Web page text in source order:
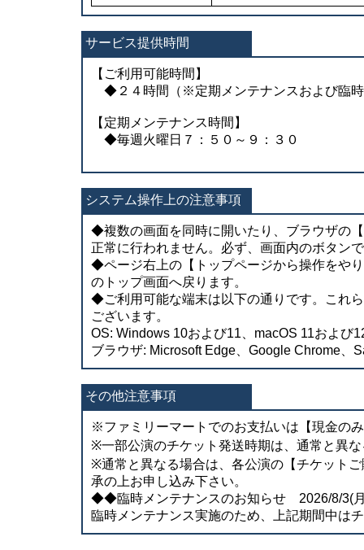
サービス提供時間
【ご利用可能時間】
◆２４時間（※定期メンテナンスおよび臨時
【定期メンテナンス時間】
◆毎週火曜日７：５０～９：３０
システム操作上の注意事項
◆複数の画面を同時に開いたり、ブラウザの
正常に行われません。必ず、画面内のボタン
◆ページ右上の【トップページから操作をや
のトップ画面へ戻ります。
◆ご利用可能な端末は以下の通りです。これ
ございます。
OS: Windows 10および11、macOS 11および
ブラウザ: Microsoft Edge、Google Chrome、
その他注意事項
※ファミリーマートでのお支払いは【現金の
※一部公演のチケット発送時期は、通常と異
※通常と異なる場合は、各公演の【チケット
承の上お申し込み下さい。
◆◆臨時メンテナンスのお知らせ 2026/8/3(月
臨時メンテナンス実施のため、上記期間中は